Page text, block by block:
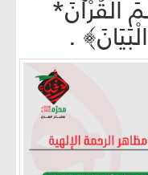
الْقُرْآَنَ*
.